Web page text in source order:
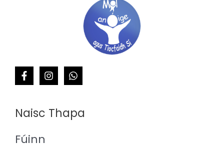
Naisc Thapa
Fúinn